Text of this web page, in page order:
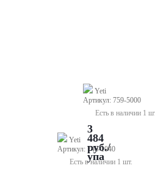
твердая,
Yeti
Артикул: 746-1040
Есть в наличии 1 шт.
Yeti
Артикул: 759-5000
Есть в наличии 1
3
484
руб./
упа